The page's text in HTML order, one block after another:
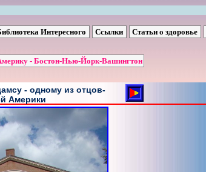
Интересного Ссылки Статьи о здоровье
- Бостон-Нью-Йорк-Вашингтон
- одному из отцов-
Америки